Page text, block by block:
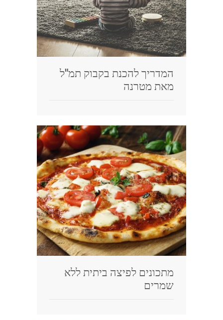
המדריך להכנת בקבוק תמ"ל
מאת מטרנה
מתכונים לפיצה ביתית ללא
שמרים